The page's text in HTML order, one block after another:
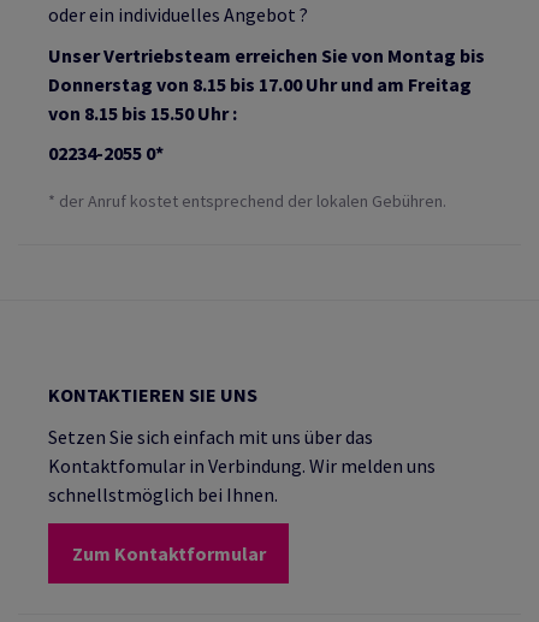
oder ein individuelles Angebot ?
Unser Vertriebsteam erreichen Sie von Montag bis
Donnerstag von 8.15 bis 17.00 Uhr und am Freitag
von 8.15 bis 15.50 Uhr :
02234-2055 0*
* der Anruf kostet entsprechend der lokalen Gebühren.
KONTAKTIEREN SIE UNS
Setzen Sie sich einfach mit uns über das
Kontaktfomular in Verbindung. Wir melden uns
schnellstmöglich bei Ihnen.
Zum Kontaktformular